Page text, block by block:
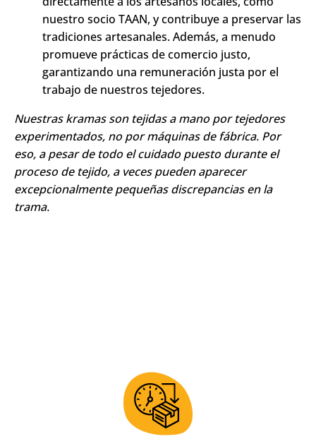
nuestro socio TAAN, y contribuye a preservar las
tradiciones artesanales. Además, a menudo
promueve prácticas de comercio justo,
garantizando una remuneración justa por el
trabajo de nuestros tejedores.
Nuestras kramas son tejidas a mano por tejedores
experimentados, no por máquinas de fábrica. Por
eso, a pesar de todo el cuidado puesto durante el
proceso de tejido, a veces pueden aparecer
excepcionalmente pequeñas discrepancias en la
trama.